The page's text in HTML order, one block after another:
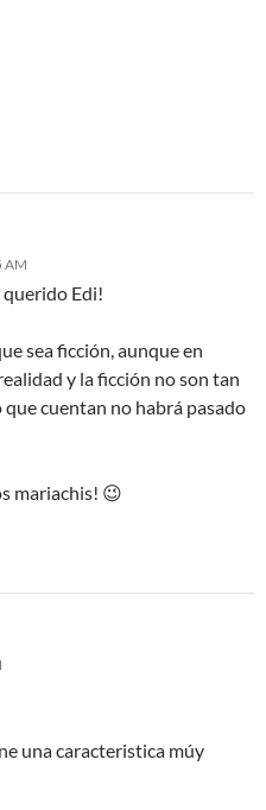
AM
querido Edi!
sea ficción, aunque en
y la ficción no son tan
cuentan no habrá pasado
mariachis! 😉
una caracteristica múy